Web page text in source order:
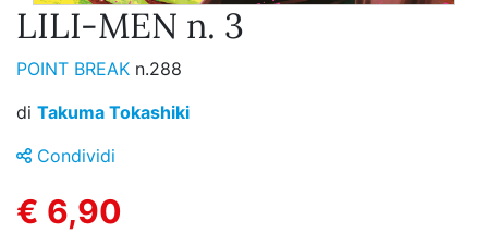
LILI-MEN n. 3
POINT BREAK n.288
di Takuma Tokashiki
Condividi
€ 6,90